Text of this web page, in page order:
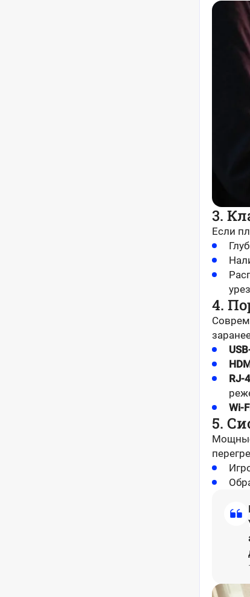
3.
Если
4.
RJ-
Wi-
5.